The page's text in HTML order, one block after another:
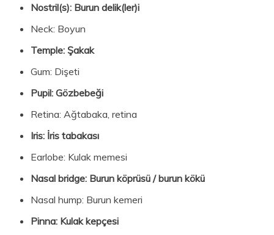
Nostril(s): Burun delik(ler)i
Neck: Boyun
Temple: Şakak
Gum: Dişeti
Pupil: Gözbebeği
Retina: Ağtabaka, retina
Iris: İris tabakası
Earlobe: Kulak memesi
Nasal bridge: Burun köprüsü / burun kökü
Nasal hump: Burun kemeri
Pinna: Kulak kepçesi